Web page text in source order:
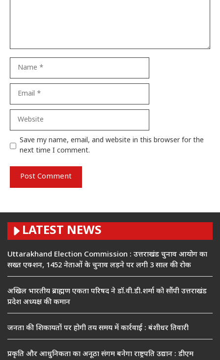
Website
Save my name, email, and website in this browser for the
next time I comment.
LATEST NEWS
Uttarakhand Election Commission : उत्तराखंड चुनाव आयोग का
सख्त एक्शन, 1452 नेताओं के चुनाव लड़ने पर लगी 3 साल की रोक
अखिल भारतीय ब्राह्मण एकता परिषद ने डॉ.वी.डी.शर्मा को सौंपी उत्तराखंड
प्रदेश अध्यक्ष की कमान
जनता की शिकायतों पर होगी तय समय में कार्रवाई : बंशीधर तिवारी
प्रकृति और आधुनिकता का अनूठा संगम बनेगा राष्ट्रपति उद्यान : डीएम